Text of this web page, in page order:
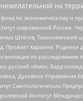
на
по экономическому и
современной России,
Штатов,
Прожект Хармони, Родники
по расследованию
русский обмен, Бард
Духовное Управление
Саентологических
Институт